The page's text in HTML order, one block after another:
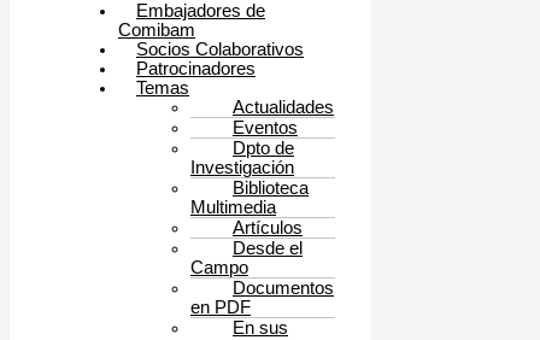
Embajadores de
Comibam
Socios Colaborativos
Patrocinadores
Temas
Actualidades
Eventos
Dpto de
Investigación
Biblioteca
Multimedia
Artículos
Desde el
Campo
Documentos
en PDF
En sus